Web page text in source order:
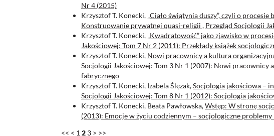
Nr 4 (2015)
Krzysztof T. Konecki, „Ciało świątynią duszy”, czyli o
Konstruowanie prywatnej quasi-religii , Przegląd Socjologii
Krzysztof T. Konecki, „Kwadratowość” jako zjawisko w
Jakościowej: Tom 7 Nr 2 (2011): Przekłady książek
Krzysztof T. Konecki, Nowi pracownicy a kultura
Socjologii Jakościowej: Tom 3 Nr 1 (2007): Nowi
fabrycznego
Krzysztof T. Konecki, Izabela Ślęzak,Socjologia jakościowa –
Socjologii Jakościowej: Tom 8 Nr 1 (2012): Socjologia
Krzysztof T. Konecki, Beata Pawłowska,Wstęp: W stronę
(2013): Emocje w życiu codziennym – socjologiczne problemy
<< < 1 2 3 > >>